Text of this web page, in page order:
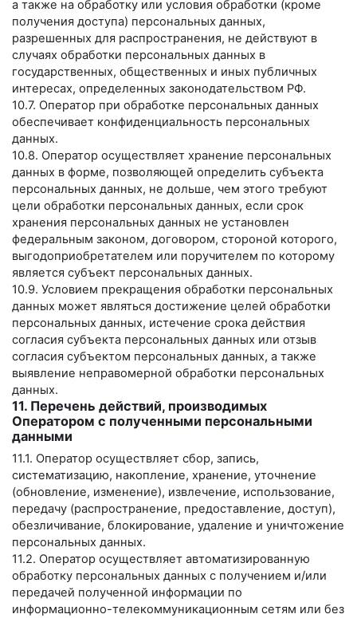
а также на обработку или условия обработки (кроме
получения доступа) персональных данных,
разрешенных для распространения, не действуют в
случаях обработки персональных данных в
государственных, общественных и иных публичных
интересах, определенных законодательством РФ.
10.7. Оператор при обработке персональных данных
обеспечивает конфиденциальность персональных
данных.
10.8. Оператор осуществляет хранение персональных
данных в форме, позволяющей определить субъекта
персональных данных, не дольше, чем этого требуют
цели обработки персональных данных, если срок
хранения персональных данных не установлен
федеральным законом, договором, стороной которого,
выгодоприобретателем или поручителем по которому
является субъект персональных данных.
10.9. Условием прекращения обработки персональных
данных может являться достижение целей обработки
персональных данных, истечение срока действия
согласия субъекта персональных данных или отзыв
согласия субъектом персональных данных, а также
выявление неправомерной обработки персональных
данных.
11. Перечень действий, производимых
Оператором с полученными персональными
данными
11.1. Оператор осуществляет сбор, запись,
систематизацию, накопление, хранение, уточнение
(обновление, изменение), извлечение, использование,
передачу (распространение, предоставление, доступ),
обезличивание, блокирование, удаление и уничтожение
персональных данных.
11.2. Оператор осуществляет автоматизированную
обработку персональных данных с получением и/или
передачей полученной информации по
информационно-телекоммуникационным сетям или без